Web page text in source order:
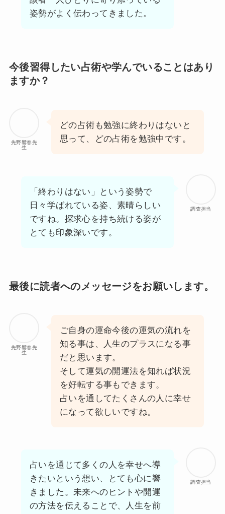
姿勢がよく伝わってきました。
今後習得したい占術や学んでいることはあり
ますか？
先野響春先
生
どの占術も勉強に終わりはないと
思って、どの占術を勉強中です。
調査担当
「終わりはない」という姿勢で
日々学ばれている姿、素晴らしい
ですね。探求心を持ち続ける姿が
とても印象深いです。
最後に読者へのメッセージをお願いします。
先野響春先
生
ご自身の運命今後の運気の流れを
知る事は、人生のプラスになる事
だと思います。
そして運気の開運法を知れば状況
を好転する事もできます。
占いを通してたくさんの人に幸せ
になって欲しいですね。
調査担当
占いを通じて多くの人を幸せへ導
きたいという想い、とても心に響
きました。未来へのヒントや開運
の方法を伝えることで、人生を前